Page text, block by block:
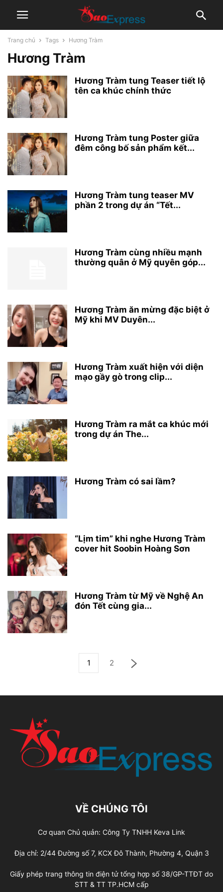
Trang chủ Tags Hương Tràm
Hương Tràm
Hương Tràm tung Teaser tiết lộ
tên ca khúc chính thức
Hương Tràm tung Poster giữa
đêm công bố sản phẩm kết...
Hương Tràm tung teaser MV
phần 2 trong dự án “Tết...
Hương Tràm cùng nhiều mạnh
thường quân ở Mỹ quyên góp...
Hương Tràm ăn mừng đặc biệt ở
Mỹ khi MV Duyên...
Hương Tràm xuất hiện với diện
mạo gầy gò trong clip...
Hương Tràm ra mắt ca khúc mới
trong dự án The...
Hương Tràm có sai lầm?
“Lịm tim” khi nghe Hương Tràm
cover hit Soobin Hoàng Sơn
Hương Tràm từ Mỹ về Nghệ An
đón Tết cùng gia...
1 2
VỀ CHÚNG TÔI
Cơ quan Chủ quản: Công Ty TNHH Keva Link
Địa chỉ: 2/44 Đường số 7, KCX Đô Thành, Phường 4, Quận 3
Giấy phép trang thông tin điện tử tổng hợp số 38/GP-TTĐT do
STT & TT TP.HCM cấp